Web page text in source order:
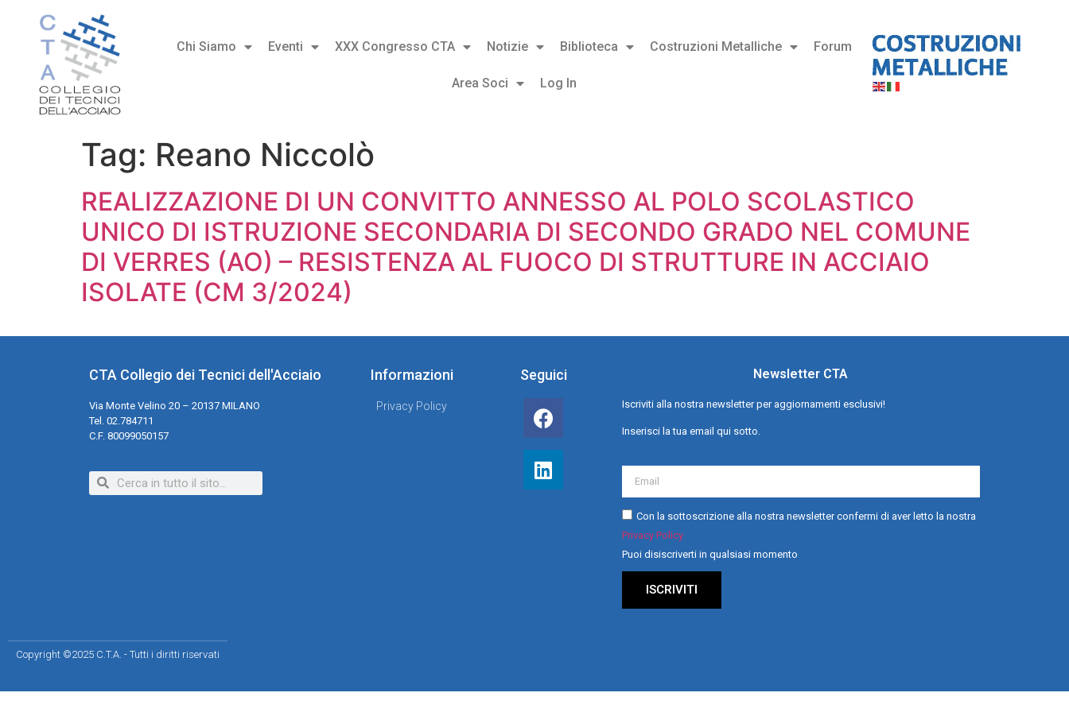
Chi Siamo Eventi XXX Congresso CTA Notizie Biblioteca Costruzioni Metalliche Forum
Area Soci Log In
Tag: Reano Niccolò
REALIZZAZIONE DI UN CONVITTO ANNESSO AL POLO SCOLASTICO
UNICO DI ISTRUZIONE SECONDARIA DI SECONDO GRADO NEL COMUNE
DI VERRES (AO) – RESISTENZA AL FUOCO DI STRUTTURE IN ACCIAIO
ISOLATE (CM 3/2024)
CTA Collegio dei Tecnici dell'Acciaio
Via Monte Velino 20 – 20137 MILANO
Tel. 02.784711
C.F. 80099050157
Informazioni
Privacy Policy
Seguici Newsletter CTA
Iscriviti alla nostra newsletter per aggiornamenti esclusivi!
Inserisci la tua email qui sotto.
Con la sottoscrizione alla nostra newsletter confermi di aver letto la nostra
Privacy Policy
Puoi disiscriverti in qualsiasi momento
ISCRIVITI
Copyright ©2025 C.T.A. - Tutti i diritti riservati